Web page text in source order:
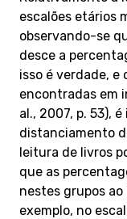
escalões etários
observando-se
desce a
isso é verdade,
encontradas em
al., 2007, p. 53),
distanciamento
leitura de livros
que as
nestes grupos ao
exemplo, no